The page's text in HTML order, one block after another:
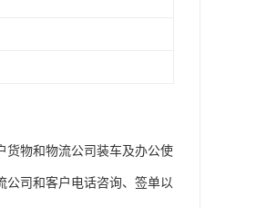
货物和物流公司装车及办公使
公司和客户电话咨询、签单以